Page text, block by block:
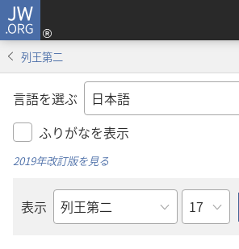
JW.ORG
列王第二
言語を選ぶ
ふりがなを表示
2019年改訂版を見る
表示
聖
章